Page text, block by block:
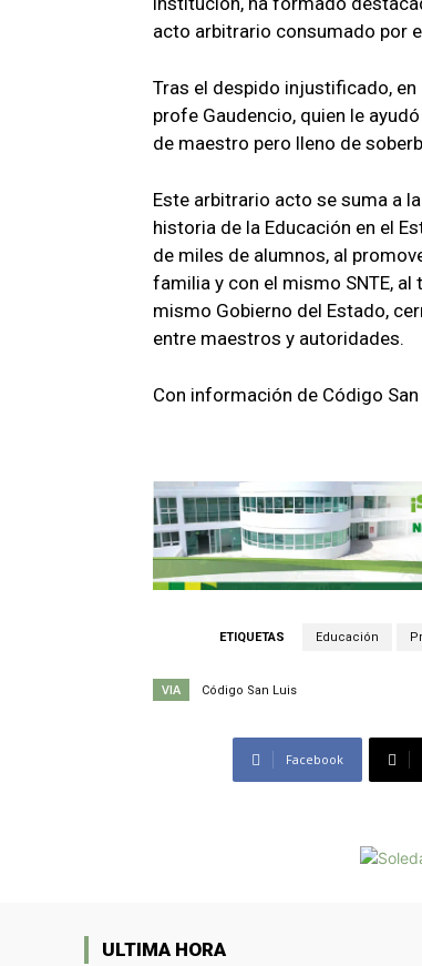
acto arbitrario consumado por
Tras el despido injustificado, en
profe Gaudencio, quien le
de maestro pero lleno de
Este arbitrario acto se suma a
historia de la Educación en el
de miles de alumnos, al
familia y con el mismo SNTE,
mismo Gobierno del Estado,
entre maestros y autoridades.
Con información de Código San
ETIQUETAS Educación
VIA Código San Luis
Facebook
ULTIMA HORA